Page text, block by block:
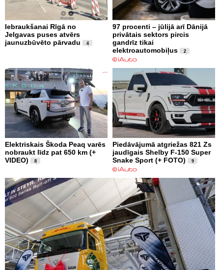
Iebraukšanai Rīgā no
Jelgavas puses atvērs
jaunuzbūvēto pārvadu
4
97 procenti – jūlijā arī Dānijā
privātais sektors pircis
gandrīz tikai
elektroautomobiļus
2
Elektriskais Škoda Peaq varēs
nobraukt līdz pat 650 km (+
VIDEO)
8
Piedāvājumā atgriežas 821 Zs
jaudīgais Shelby F-150 Super
Snake Sport (+ FOTO)
9